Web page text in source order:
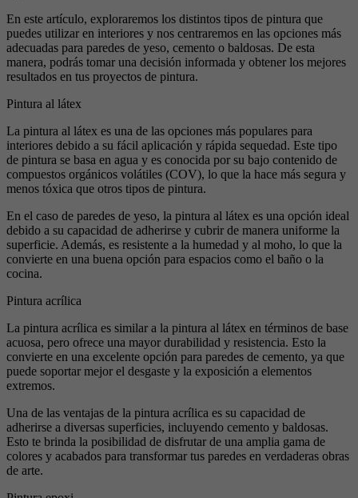
En este artículo, exploraremos los distintos tipos de pintura que
puedes utilizar en interiores y nos centraremos en las opciones más
adecuadas para paredes de yeso, cemento o baldosas. De esta
manera, podrás tomar una decisión informada y obtener los mejores
resultados en tus proyectos de pintura.
Pintura al látex
La pintura al látex es una de las opciones más populares para
interiores debido a su fácil aplicación y rápida sequedad. Este tipo
de pintura se basa en agua y es conocida por su bajo contenido de
compuestos orgánicos volátiles (COV), lo que la hace más segura y
menos tóxica que otros tipos de pintura.
En el caso de paredes de yeso, la pintura al látex es una opción ideal
debido a su capacidad de adherirse y cubrir de manera uniforme la
superficie. Además, es resistente a la humedad y al moho, lo que la
convierte en una buena opción para espacios como el baño o la
cocina.
Pintura acrílica
La pintura acrílica es similar a la pintura al látex en términos de base
acuosa, pero ofrece una mayor durabilidad y resistencia. Esto la
convierte en una excelente opción para paredes de cemento, ya que
puede soportar mejor el desgaste y la exposición a elementos
extremos.
Una de las ventajas de la pintura acrílica es su capacidad de
adherirse a diversas superficies, incluyendo cemento y baldosas.
Esto te brinda la posibilidad de disfrutar de una amplia gama de
colores y acabados para transformar tus paredes en verdaderas obras
de arte.